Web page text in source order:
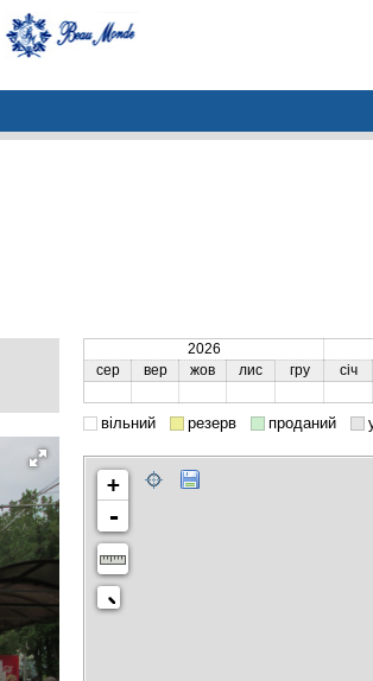
2026
сер
вер жов лис гру січ
вільний резерв проданий
+
-